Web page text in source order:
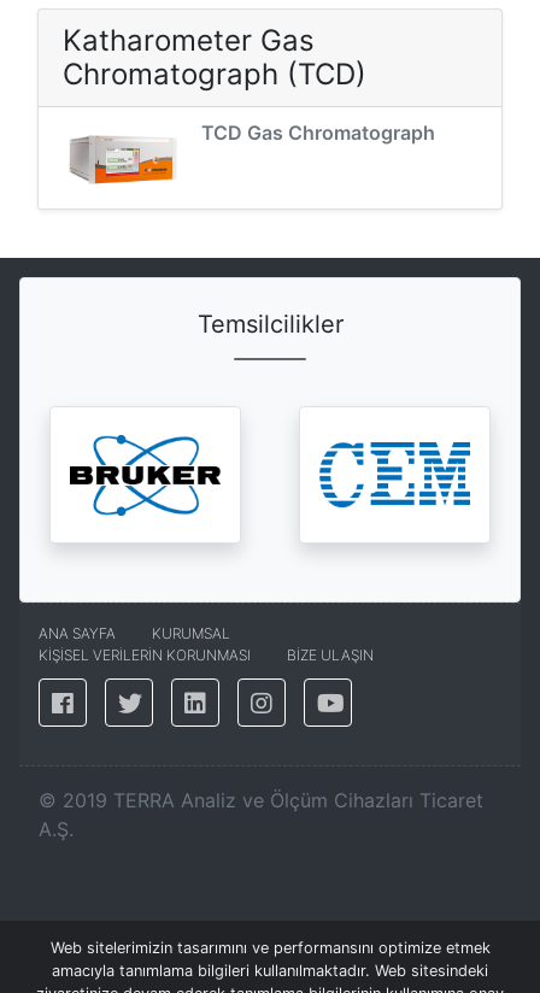
Katharometer Gas
Chromatograph (TCD)
TCD Gas Chromatograph
Web sitelerimizin tasarımını ve performansını optimize etmek
amacıyla tanımlama bilgileri kullanılmaktadır. Web sitesindeki
Temsilcilikler
ANA SAYFA
KURUMSAL
KİŞİSEL VERİLERİN KORUNMASI
BİZE ULAŞIN
© 2019 TERRA Analiz ve Ölçüm Cihazları Ticaret
A.Ş.